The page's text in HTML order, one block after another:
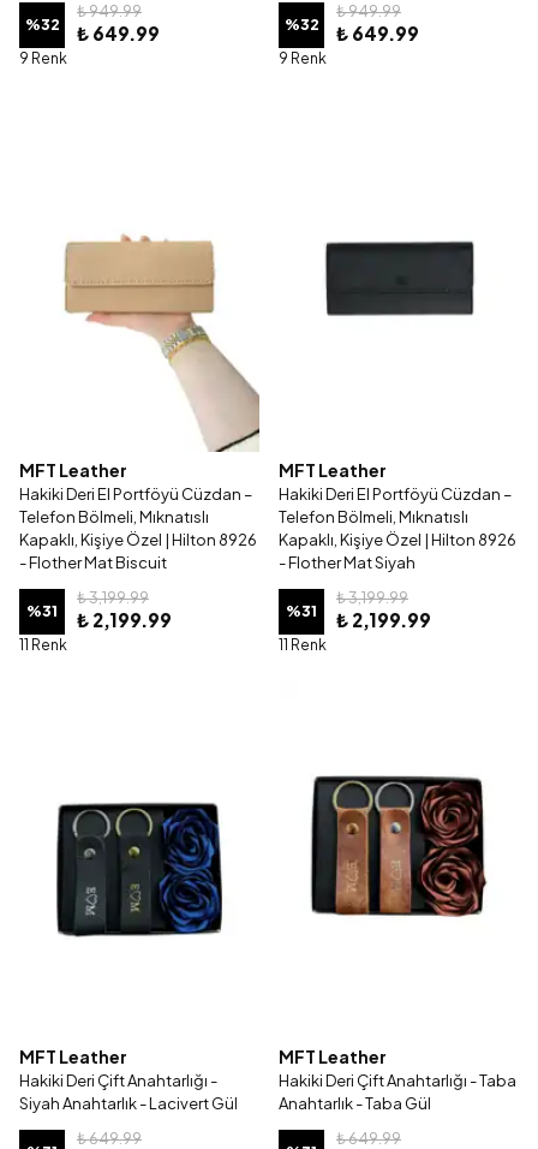
%32
₺ 949.99
₺ 649.99
9 Renk
%32
₺ 949.99
₺ 649.99
9 Renk
MFT Leather
Hakiki Deri El Portföyü Cüzdan –
Telefon Bölmeli, Mıknatıslı
Kapaklı, Kişiye Özel | Hilton 8926
- Flother Mat Biscuit
%31
₺ 3,199.99
₺ 2,199.99
11 Renk
MFT Leather
Hakiki Deri El Portföyü Cüzdan –
Telefon Bölmeli, Mıknatıslı
Kapaklı, Kişiye Özel | Hilton 8926
- Flother Mat Siyah
%31
₺ 3,199.99
₺ 2,199.99
11 Renk
MFT Leather
Hakiki Deri Çift Anahtarlığı -
Siyah Anahtarlık - Lacivert Gül
₺ 649.99
MFT Leather
Hakiki Deri Çift Anahtarlığı - Taba
Anahtarlık - Taba Gül
₺ 649.99